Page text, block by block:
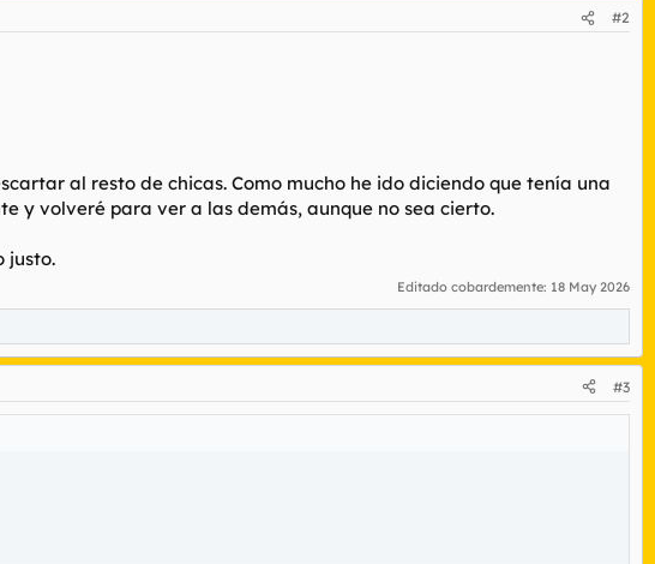
#2
al resto de chicas. Como mucho he ido diciendo que tenía una
y volveré para ver a las demás, aunque no sea cierto.
justo.
Editado cobardemente: 18 May 2026
#3